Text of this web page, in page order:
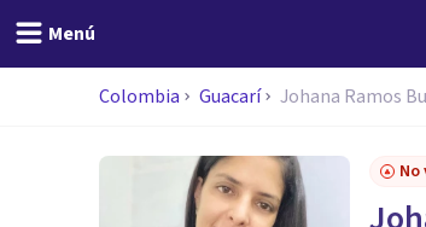
Menú
Colombia Guacarí Johana Ramos